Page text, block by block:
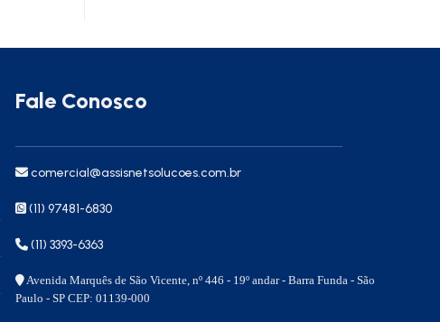
Fale Conosco
comercial@assisnetsolucoes.com.br
(11) 97481-6830
(11) 3393-6363
Avenida Marquês de São Vicente, nº 446 - 19º andar - Barra Funda - São
Paulo - SP CEP: 01139-000